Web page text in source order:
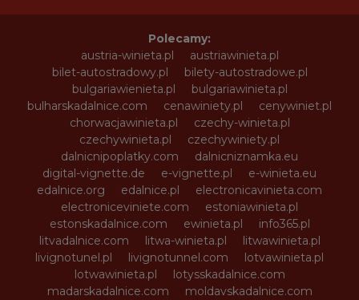
Polecamy:
austria-winieta.pl
austriawinieta.pl
bilet-autostradowy.pl
bilety-autostradowe.pl
bulgariawienieta.pl
bulgariawinieta.pl
bulharskadalnice.com
cenawiniety.pl
cenywiniet.pl
chorwacjawinieta.pl
czechy-winieta.pl
czechywinieta.pl
czechywiniety.pl
dalnicnipoplatky.com
dalnicniznamka.eu
digital-vignette.de
e-vignette.pl
e-winieta.eu
edalnice.org
edalnice.pl
electronicavinieta.com
electroniceviniete.com
estoniawinieta.pl
estonskadalnice.com
ewinieta.pl
info365.pl
litvadalnice.com
litwa-winieta.pl
litwawinieta.pl
livignotunel.pl
livignotunnel.com
lotvawinieta.pl
lotwawinieta.pl
lotysskadalnice.com
madarskadalnice.com
moldavskadalnice.com